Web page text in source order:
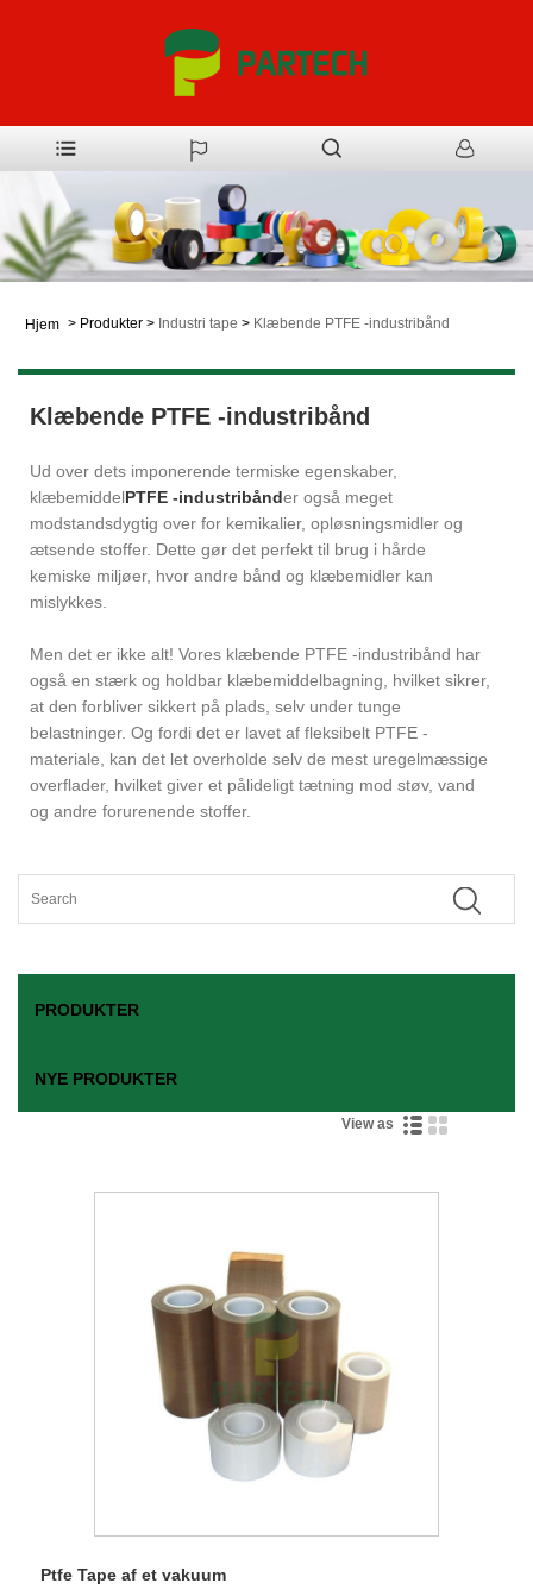
Hjem > Produkter > Industri tape > Klæbende PTFE -industribånd
Klæbende PTFE -industribånd
Ud over dets imponerende termiske egenskaber,
klæbemiddelPTFE -industribånder også meget
modstandsdygtig over for kemikalier, opløsningsmidler og
ætsende stoffer. Dette gør det perfekt til brug i hårde
kemiske miljøer, hvor andre bånd og klæbemidler kan
mislykkes.
Men det er ikke alt! Vores klæbende PTFE -industribånd har
også en stærk og holdbar klæbemiddelbagning, hvilket sikrer,
at den forbliver sikkert på plads, selv under tunge
belastninger. Og fordi det er lavet af fleksibelt PTFE -
materiale, kan det let overholde selv de mest uregelmæssige
overflader, hvilket giver et pålideligt tætning mod støv, vand
og andre forurenende stoffer.
PRODUKTER
NYE PRODUKTER
View as
Ptfe Tape af et vakuum